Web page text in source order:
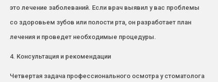
это лечение заболеваний. Если врач выявил у вас проблемы
со здоровьем зубов или полости рта, он разработает план
лечения и проведет необходимые процедуры.
4. Консультация и рекомендации
Четвертая задача профессионального осмотра у стоматолога